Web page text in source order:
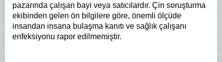
pazarında çalışan bayi veya satıcılardır. Çin soruşturma
ekibinden gelen ön bilgilere göre, önemli ölçüde
insandan insana bulaşma kanıtı ve sağlık çalışanı
enfeksiyonu rapor edilmemiştir.